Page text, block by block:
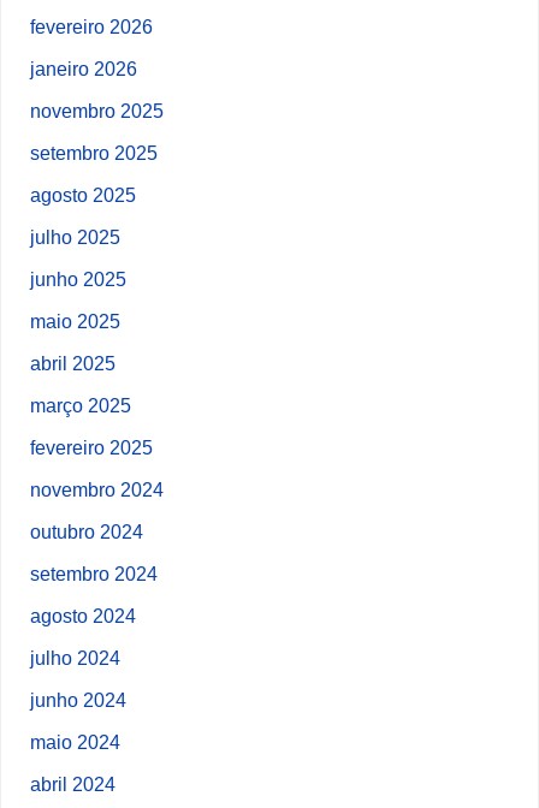
fevereiro 2026
janeiro 2026
novembro 2025
setembro 2025
agosto 2025
julho 2025
junho 2025
maio 2025
abril 2025
março 2025
fevereiro 2025
novembro 2024
outubro 2024
setembro 2024
agosto 2024
julho 2024
junho 2024
maio 2024
abril 2024